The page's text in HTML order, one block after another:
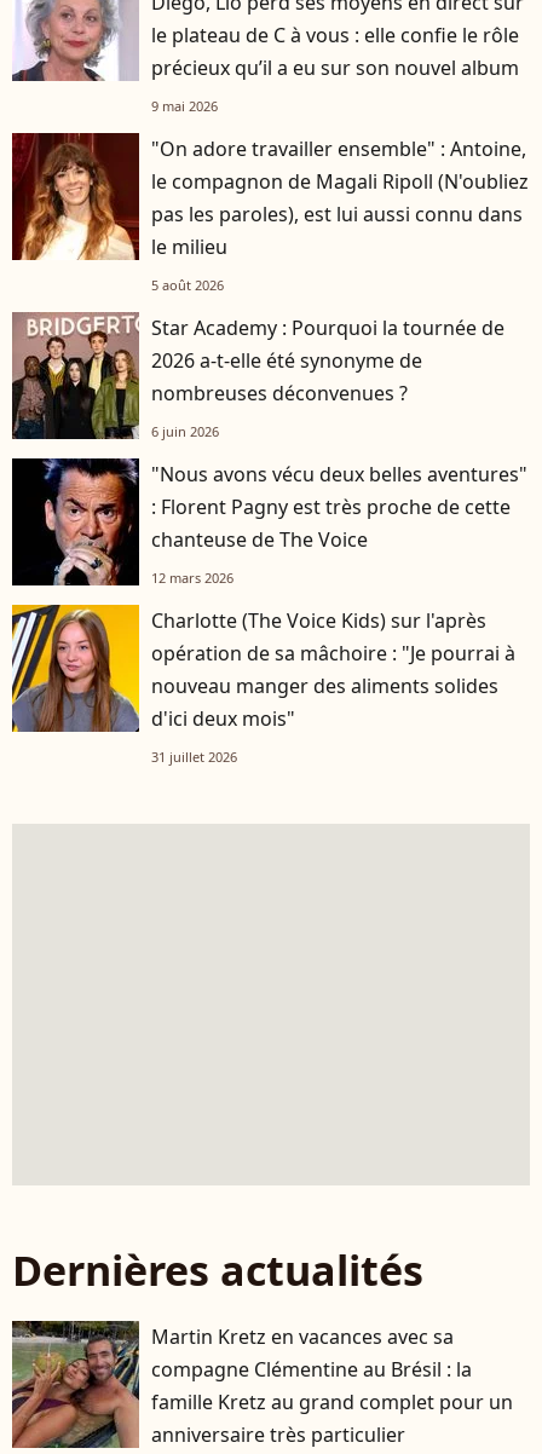
le plateau de C à vous : elle confie le rôle
précieux qu’il a eu sur son nouvel album
9 mai 2026
"On adore travailler ensemble" : Antoine,
le compagnon de Magali Ripoll (N'oubliez
pas les paroles), est lui aussi connu dans
le milieu
5 août 2026
Star Academy : Pourquoi la tournée de
2026 a-t-elle été synonyme de
nombreuses déconvenues ?
6 juin 2026
"Nous avons vécu deux belles aventures"
: Florent Pagny est très proche de cette
chanteuse de The Voice
12 mars 2026
Charlotte (The Voice Kids) sur l'après
opération de sa mâchoire : "Je pourrai à
nouveau manger des aliments solides
d'ici deux mois"
31 juillet 2026
Dernières actualités
Martin Kretz en vacances avec sa
compagne Clémentine au Brésil : la
famille Kretz au grand complet pour un
anniversaire très particulier